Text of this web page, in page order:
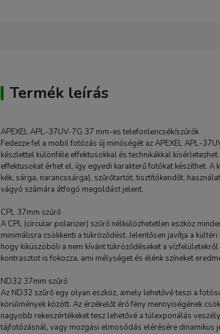
Termék leírás
APEXEL APL-37UV-7G 37 mm-es telefonlencsék/szűrők
Fedezze fel a mobil fotózás új minőségét az APEXEL APL-
készlettel különféle effektusokkal és technikákkal
effektusokat érhet el, így egyedi karakterű fotókat készíthet.
kék, sárga, narancssárga), szűrőtartót, tisztítókendőt,
vágyó számára átfogó megoldást jelent.
CPL 37mm szűrő
A CPL (circular polarizer) szűrő nélkülözhetetlen eszköz
minimálisra csökkenti a tükröződést. Jelentősen javítja a
hogy kiküszöböli a nem kívánt tükröződéseket a
kontrasztot is fokozza, ami mélységet és élénk színeket
ND32 37mm szűrő
Az ND32 szűrő egy olyan eszköz, amely lehetővé teszi a
körülmények között. Az érzékelőt érő fény mennyiségének
nagyobb rekeszértékeket tesz lehetővé a túlexponálás
tájfotózásnál, vagy mozgási elmosódás elérésére dinamikus